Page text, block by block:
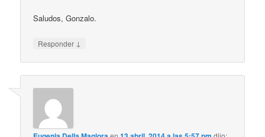
Saludos, Gonzalo.
Responder ↓